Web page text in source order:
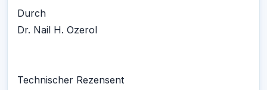
Durch
Dr. Nail H. Ozerol
Technischer Rezensent